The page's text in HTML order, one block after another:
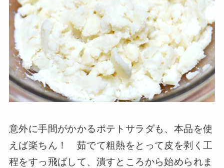
意外に手間がかかるポテトサラダも、本品を使
えば楽ちん！ 茹でて粗熱をとって皮を剥く工
程をすっ飛ばして、潰すところから始められま